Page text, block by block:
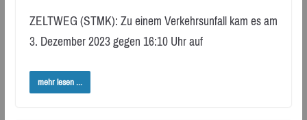
ZELTWEG (STMK): Zu einem Verkehrsunfall kam es am
3. Dezember 2023 gegen 16:10 Uhr auf
mehr lesen ...